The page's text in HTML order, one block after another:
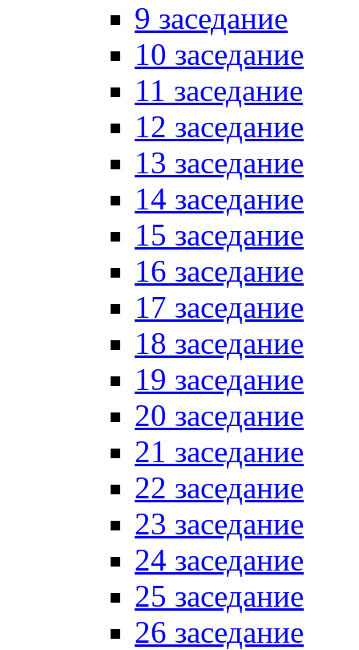
9 заседание
10 заседание
11 заседание
12 заседание
13 заседание
14 заседание
15 заседание
16 заседание
17 заседание
18 заседание
19 заседание
20 заседание
21 заседание
22 заседание
23 заседание
24 заседание
25 заседание
26 заседание